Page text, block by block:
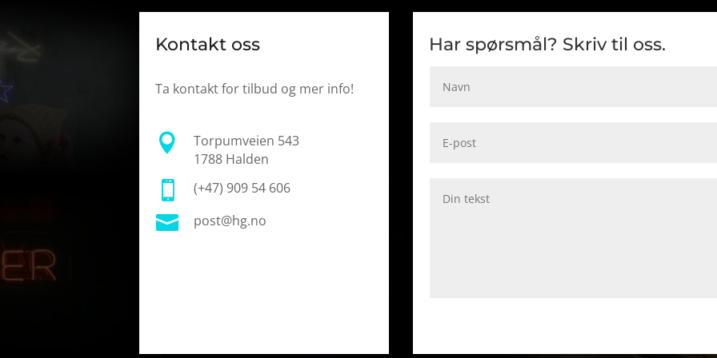
Kontakt oss
Ta kontakt for tilbud og mer info!

Torpumveien 543
1788 Halden
 (+47) 909 54 606
 post@hg.no
Har spørsmål? Skriv til oss.